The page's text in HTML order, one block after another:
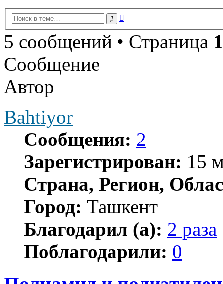
Поиск
5 сообщений • Страница 1
Сообщение
Автор
Bahtiyor
Сообщения: 2
Зарегистрирован: 15
Страна, Регион,
Город: Ташкент
Благодарил (а): 2 раза
Поблагодарили: 0